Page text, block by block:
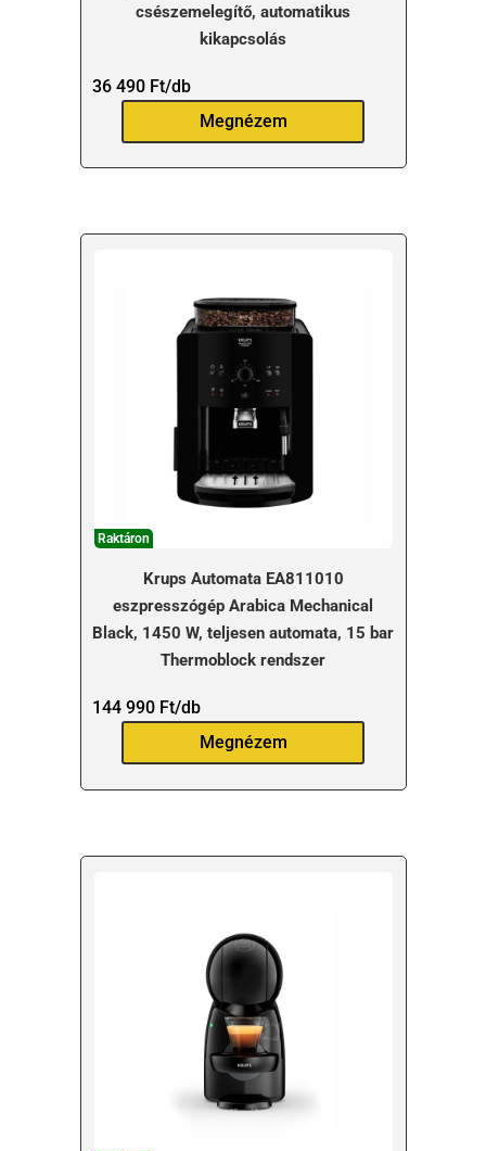
csészemelegítő, automatikus
kikapcsolás
36 490 Ft/db
Megnézem
Raktáron
Krups Automata EA811010
eszpresszógép Arabica Mechanical
Black, 1450 W, teljesen automata, 15 bar
Thermoblock rendszer
144 990 Ft/db
Megnézem